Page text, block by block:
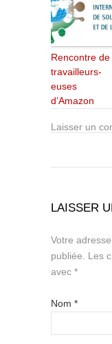
Rencontre de
travailleurs-
euses
d’Amazon
Laisser un
LAISSER
Votre
publiée. Les
avec *
Nom *